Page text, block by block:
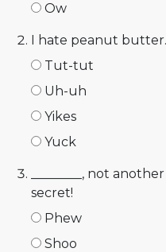
Ow
I hate peanut butter.
Tut-tut
Uh-uh
Yikes
Yuck
________, not
secret!
Phew
Shoo